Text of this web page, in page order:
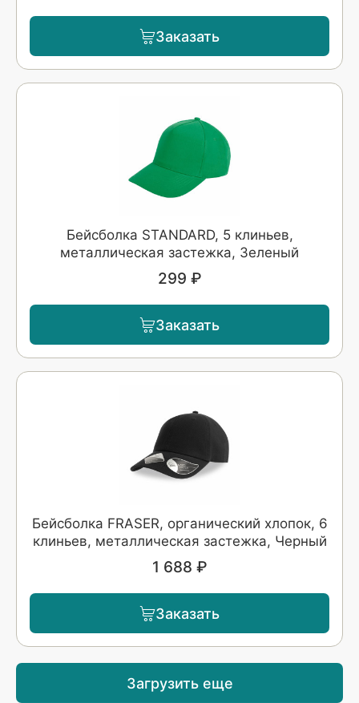
Заказать
Бейсболка STANDARD, 5 клиньев,
металлическая застежка, Зеленый
299 ₽
Заказать
Бейсболка FRASER, органический хлопок, 6
клиньев, металлическая застежка, Черный
1 688 ₽
Заказать
Загрузить еще